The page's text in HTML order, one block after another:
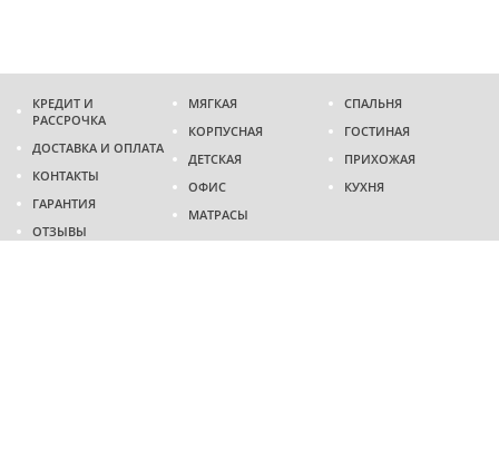
КРЕДИТ И
РАССРОЧКА
ДОСТАВКА И ОПЛАТА
КОНТАКТЫ
ГАРАНТИЯ
ОТЗЫВЫ
МЯГКАЯ
КОРПУСНАЯ
ДЕТСКАЯ
ОФИС
МАТРАСЫ
СПАЛЬНЯ
ГОСТИНАЯ
ПРИХОЖАЯ
КУХНЯ